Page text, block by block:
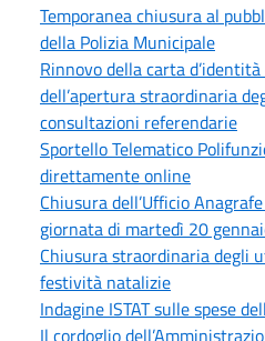
Temporanea chiusura al
della Polizia Municipale
Rinnovo della carta
dell’apertura straordinaria
consultazioni referendarie
Sportello Telematico
direttamente online
Chiusura dell’Ufficio
giornata di martedì 20
Chiusura straordinaria degli
festività natalizie
Indagine ISTAT sulle spese
Il cordoglio